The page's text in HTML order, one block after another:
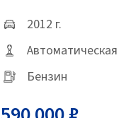
2012 г.
Автоматическая
Бензин